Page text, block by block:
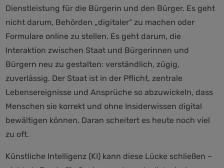
Dienstleistung für die Bürgerin und den Bürger. Es geht
nicht darum, Behörden „digitaler“ zu machen oder
Formulare online zu stellen. Es geht darum, die
Interaktion zwischen Staat und Bürgerinnen und
Bürgern neu zu gestalten: verständlich, zügig,
zuverlässig. Der Staat ist in der Pflicht, zentrale
Lebensereignisse und Ansprüche so abzuwickeln, dass
Menschen sie korrekt und ohne Insiderwissen digital
bewältigen können. Daran scheitert es heute noch viel
zu oft.
Künstliche Intelligenz (KI) kann diese Lücke schließen –